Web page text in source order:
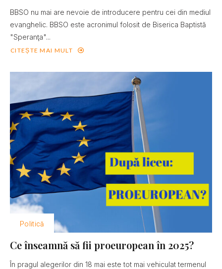
BBSO nu mai are nevoie de introducere pentru cei din mediul
evanghelic. BBSO este acronimul folosit de Biserica Baptistă
"Speranţa"...
CITEȘTE MAI MULT
Politică
Ce înseamnă să fii proeuropean în 2025?
În pragul alegerilor din 18 mai este tot mai vehiculat termenul